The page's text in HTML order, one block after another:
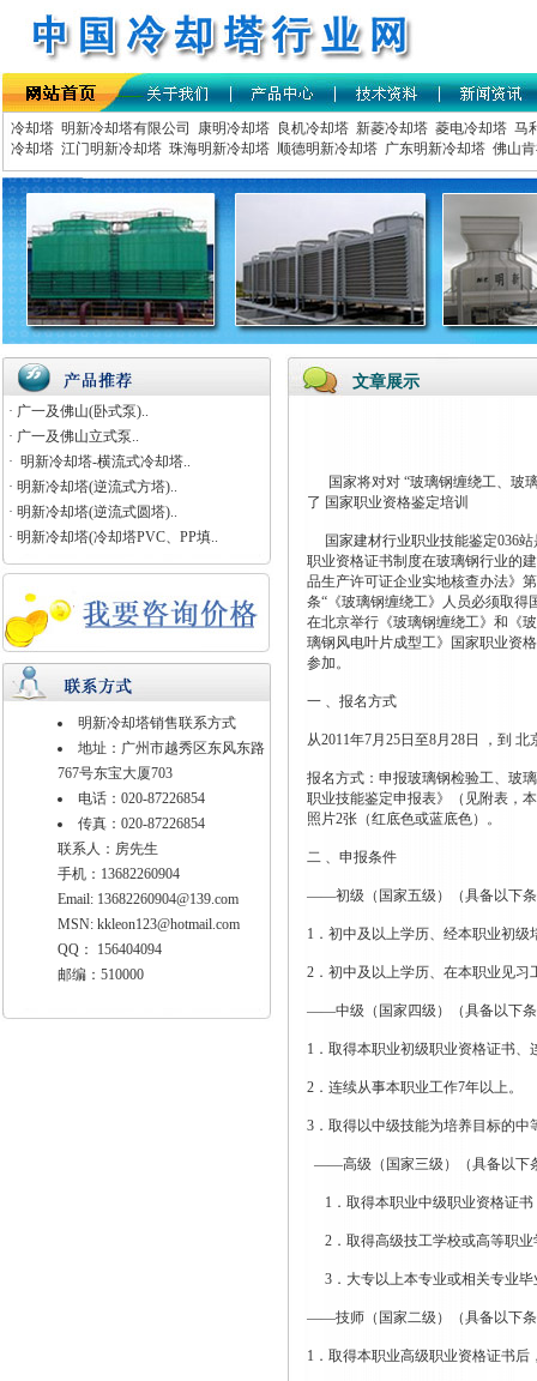
冷却塔 明新冷却塔有限公司 康明冷却塔 良机冷却塔 新菱冷却塔 菱电冷却塔 马
冷却塔 江门明新冷却塔 珠海明新冷却塔 顺德明新冷却塔 广东明新冷却塔 佛山
· 广一及佛山(卧式泵)..
· 广一及佛山立式泵..
· 明新冷却塔-横流式冷却塔..
· 明新冷却塔(逆流式方塔)..
· 明新冷却塔(逆流式圆塔)..
· 明新冷却塔(冷却塔PVC、PP填..
明新冷却塔销售联系方式
地址：广州市越秀区东风东路
767号东宝大厦703
电话：020-87226854
传真：020-87226854
联系人：房先生
手机：13682260904
Email: 13682260904@139.com
MSN: kkleon123@hotmail.com
QQ： 156404094
邮编：510000
文章展示
国家将对对 “玻璃钢缠绕工、玻
了 国家职业资格鉴定培训
国家建材行业职业技能鉴定036站
职业资格证书制度在玻璃钢行业的
品生产许可证企业实地核查办法》
条“《玻璃钢缠绕工》人员必须取得
在北京举行《玻璃钢缠绕工》和《
璃钢风电叶片成型工》国家职业资
参加。
一 、报名方式
从2011年7月25日至8月28日 ，到
报名方式：申报玻璃钢检验工、玻
职业技能鉴定申报表》（见附表，
照片2张（红底色或蓝底色）。
二 、申报条件
——初级（国家五级）（具备以下
1．初中及以上学历、经本职业初级
2．初中及以上学历、在本职业见习
——中级（国家四级）（具备以下
1．取得本职业初级职业资格证书
2．连续从事本职业工作7年以上。
3．取得以中级技能为培养目标的
——高级（国家三级）（具备以下
1．取得本职业中级职业资格证
2．取得高级技工学校或高等职业
3．大专以上本专业或相关专业毕
——技师（国家二级）（具备以下
1．取得本职业高级职业资格证书